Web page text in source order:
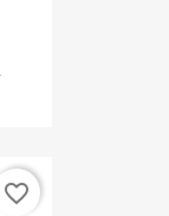
favorite_border